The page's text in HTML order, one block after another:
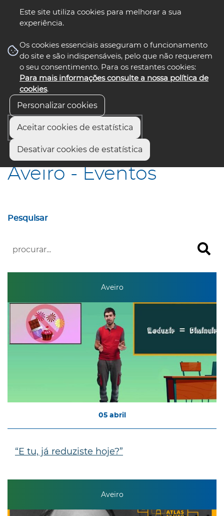
Este site utiliza cookies para melhorar a sua
experiência.
Os cookies essenciais asseguram o funcionamento
do site e são indispensáveis, pelo que não requerem
o seu consentimento. Para os restantes cookies:
Para mais informações consulte a nossa política de
cookies.
Personalizar cookies
Aceitar cookies de estatística
Desativar cookies de estatística
nos select language
Início Aveiro - Eventos
Aveiro - Eventos
Pesquisar
Aveiro
05 abril
“E tu, já reduziste hoje?”
Aveiro